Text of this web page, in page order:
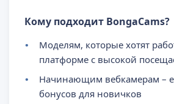
Кому подходит BongaCams?
Моделям, которые хотят
платформе с высокой
Начинающим вебкамерам –
бонусов для новичков